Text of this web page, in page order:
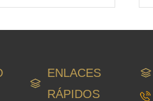
eléctricos de
ENLACES
RÁPIDOS